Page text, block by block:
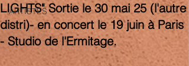
ARTISTES
LIGHTS" Sortie le 30 mai 25 (l'autre
distri)- en concert le 19 juin à Paris
- Studio de l'Ermitage.